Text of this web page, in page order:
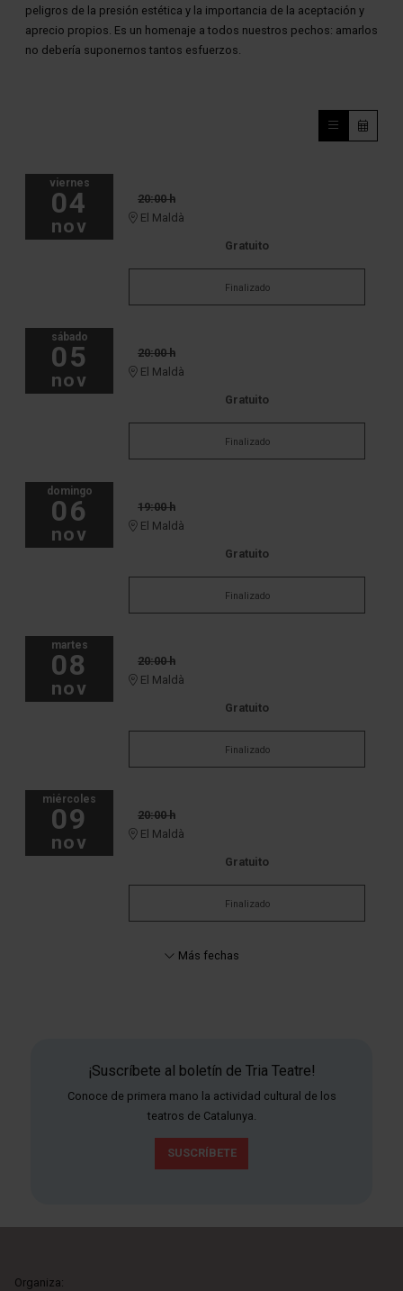
peligros de la presión estética y la importancia de la aceptación y
aprecio propios. Es un homenaje a todos nuestros pechos: amarlos
no debería suponernos tantos esfuerzos.
viernes
04
nov
20:00 h
El Maldà
Gratuito
Finalizado
sábado
05
nov
20:00 h
El Maldà
Gratuito
Finalizado
domingo
06
nov
19:00 h
El Maldà
Gratuito
Finalizado
martes
08
nov
20:00 h
El Maldà
Gratuito
Finalizado
miércoles
09
nov
20:00 h
El Maldà
Gratuito
Finalizado
Más fechas
¡Suscríbete al boletín de Tria Teatre!
Conoce de primera mano la actividad cultural de los
teatros de Catalunya.
SUSCRÍBETE
Organiza: